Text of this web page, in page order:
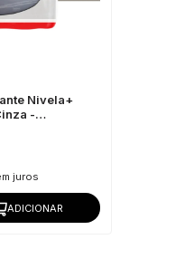
Nivela+
-
juros
ADICIONAR